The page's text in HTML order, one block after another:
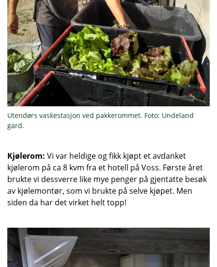
Utendørs vaskestasjon ved pakkerommet. Foto: Undeland
gard.
Kjølerom: Vi var heldige og fikk kjøpt et avdanket
kjølerom på ca 8 kvm fra et hotell på Voss. Første året
brukte vi dessverre like mye penger på gjentatte besøk
av kjølemontør, som vi brukte på selve kjøpet. Men
siden da har det virket helt topp!